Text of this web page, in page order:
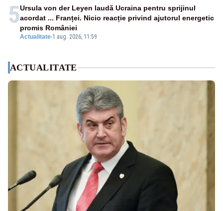
5
Actualitate-1 aug. 2026, 11:59
Ursula von der Leyen laudă Ucraina pentru sprijinul
acordat ... Franței. Nicio reacție privind ajutorul energetic
promis României
ACTUALITATE